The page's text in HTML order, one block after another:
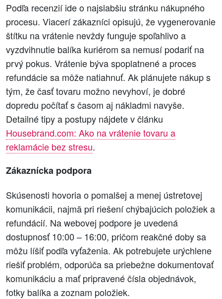
Podľa recenzií ide o najslabšiu stránku nákupného
procesu. Viacerí zákazníci opisujú, že vygenerovanie
štítku na vrátenie nevždy funguje spoľahlivo a
vyzdvihnutie balíka kuriérom sa nemusí podariť na
prvý pokus. Vrátenie býva spoplatnené a proces
refundácie sa môže natiahnuť. Ak plánujete nákup s
tým, že časť tovaru možno nevyhoví, je dobré
dopredu počítať s časom aj nákladmi navyše.
Detailné tipy a postupy nájdete v článku
Housebrand.com: Ako na vrátenie tovaru a
reklamácie bez stresu.
Zákaznícka podpora
Skúsenosti hovoria o pomalšej a menej ústretovej
komunikácii, najmä pri riešení chýbajúcich položiek a
refundácií. Na webovej podpore je uvedená
dostupnosť 10:00 – 16:00, pričom reakčné doby sa
môžu líšiť podľa vyťaženia. Ak potrebujete urýchlene
riešiť problém, odporúča sa priebežne dokumentovať
komunikáciu a mať pripravené čísla objednávok,
fotky balíka a zoznam položiek.